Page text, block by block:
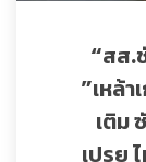
“สส.
”เหล้า
เติม
เปรย